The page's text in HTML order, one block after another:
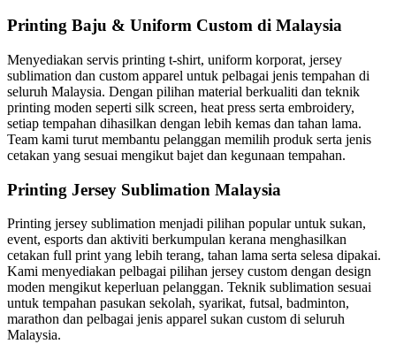
Printing Baju & Uniform Custom di Malaysia
Menyediakan servis printing t-shirt, uniform korporat, jersey
sublimation dan custom apparel untuk pelbagai jenis tempahan di
seluruh Malaysia. Dengan pilihan material berkualiti dan teknik
printing moden seperti silk screen, heat press serta embroidery,
setiap tempahan dihasilkan dengan lebih kemas dan tahan lama.
Team kami turut membantu pelanggan memilih produk serta jenis
cetakan yang sesuai mengikut bajet dan kegunaan tempahan.
Printing Jersey Sublimation Malaysia
Printing jersey sublimation menjadi pilihan popular untuk sukan,
event, esports dan aktiviti berkumpulan kerana menghasilkan
cetakan full print yang lebih terang, tahan lama serta selesa dipakai.
Kami menyediakan pelbagai pilihan jersey custom dengan design
moden mengikut keperluan pelanggan. Teknik sublimation sesuai
untuk tempahan pasukan sekolah, syarikat, futsal, badminton,
marathon dan pelbagai jenis apparel sukan custom di seluruh
Malaysia.